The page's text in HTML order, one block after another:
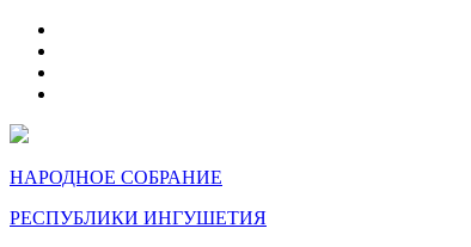
НАРОДНОЕ СОБРАНИЕ
РЕСПУБЛИКИ ИНГУШЕТИЯ